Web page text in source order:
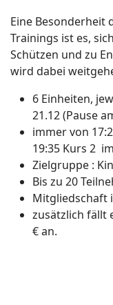
Eine Besonderheit
Trainings ist es,
Schützen und zu
wird dabei
6 Einheiten,
21.12 (Pause
immer von
19:35 Kurs 2
Zielgruppe :
Bis zu 20
Mitgliedschaft
zusätzlich fällt
€ an.